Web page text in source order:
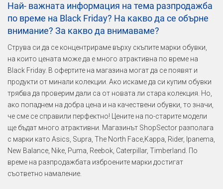
Най- важната информация на тема разпродажба
по време на Black Friday? На какво да се обърне
внимание? За какво да внимаваме?
Струва си да се концентрираме върху скъпите марки обувки,
на които цената може да е много атрактивна по време на
Black Friday. В офертите на магазина могат да се появят и
продукти от минали колекции. Ако искаме да си купим обувки
трябва да проверим дали са от новата ли стара колекция. Но,
ако попаднем на добра цена и на качествени обувки, то значи,
че сме се справили перфектно! Цените на по-старите модели
ще бъдат много атрактивни. Магазинът ShopSector разполага
с марки като Asics, Supra, The North Face,Kappa, Rider, Ipanema,
New Balance, Nike, Puma, Reebok, Caterpillar, Timberland. По
време на разпродажбата изброените марки достигат
съответно намаление.